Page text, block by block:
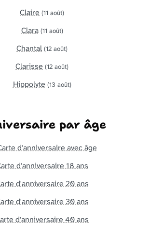
Claire (11 août)
Clara (11 août)
Chantal (12 août)
Clarisse (12 août)
Hippolyte (13 août)
par âge
d'anniversaire avec âge
d'anniversaire 18 ans
d'anniversaire 20 ans
d'anniversaire 30 ans
d'anniversaire 40 ans